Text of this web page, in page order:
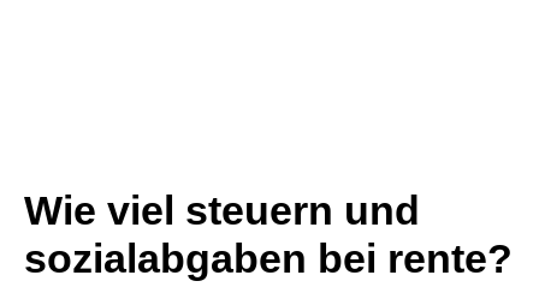
Wie viel steuern und
sozialabgaben bei rente?